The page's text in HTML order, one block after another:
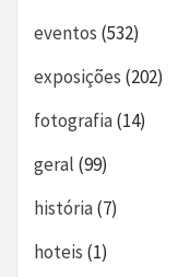
eventos (532)
exposições (202)
fotografia(14)
geral (99)
história(7)
hoteis (1)